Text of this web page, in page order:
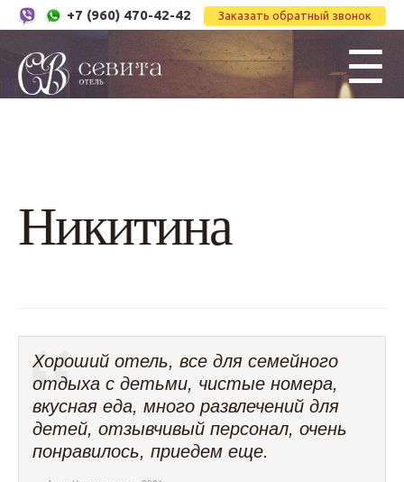
Заказать обратный звонок
+7 (960) 470-42-42
☰
Никитина
Хороший отель, все для семейного
отдыха с детьми, чистые номера,
вкусная еда, много развлечений для
детей, отзывчивый персонал, очень
понравилось, приедем еще.